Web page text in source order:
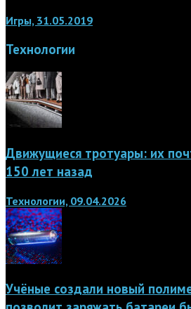
Игры, 31.05.2019
Технологии
Движущиеся тротуары: их
150 лет назад
Технологии, 09.04.2026
Учёные создали новый